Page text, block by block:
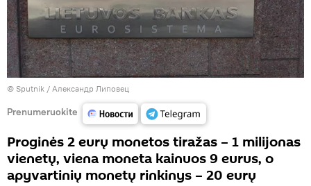
© Sputnik / Александр Липовец
Prenumeruokite
Proginės 2 eurų monetos tiražas – 1 milijonas
vienetų, viena moneta kainuos 9 eurus, o
apyvartinių monetų rinkinys – 20 eurų